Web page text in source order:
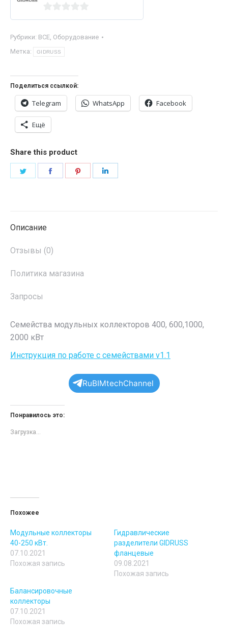
0
Рубрики: ВСЕ Оборудование
Метка:
GIDRUSS
Поделиться ссылкой:
Telegram WhatsApp Facebook
Ещё
Share this product
ПоделитьсяПоделитьсяПоделиться
Описание
Отзывы (0)
Политика магазина
Запросы
Семейства модульных коллекторов 400, 600,1000,
2000 кВт
Инструкция по работе с семействами v1.1
RuBIMtechChannel
Понравилось это:
Загрузка...
Похожее
Модульные коллекторы
40-250 кВт.
07.10.2021
Похожая запись
Гидравлические
разделители GIDRUSS
фланцевые
09.08.2021
Похожая запись
Балансировочные
коллекторы
07.10.2021
Похожая запись